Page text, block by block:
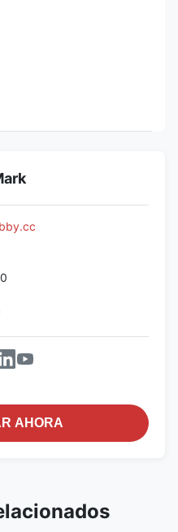
AHORA